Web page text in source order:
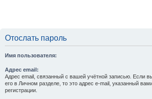
Отослать пароль
Имя пользователя:
Адрес email:
Адрес email, связанный с вашей учётной записью. Если
его в Личном разделе, то это адрес e-mail, указанный
регистрации.